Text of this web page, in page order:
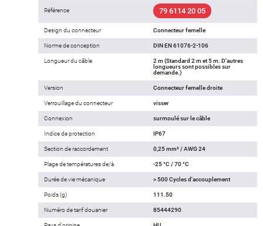
Référence 79 6114 20 05
Design du connecteur Connecteur femelle
Norme de conception DIN EN 61076-2-106
Longueur du câble
2 m (Standard 2 m et 5 m. D'autres
longueurs sont possibles sur
demande.)
Version Connecteur femelle droite
Verrouillage du connecteur visser
Connexion surmoulé sur le câble
Indice de protection IP67
Section de raccordement 0,25 mm² / AWG 24
Plage de températures de/à -25 °C / 70 °C
Durée de vie mécanique > 500 Cycles d'accouplement
Poids (g) 111.50
Numéro de tarif douanier 85444290